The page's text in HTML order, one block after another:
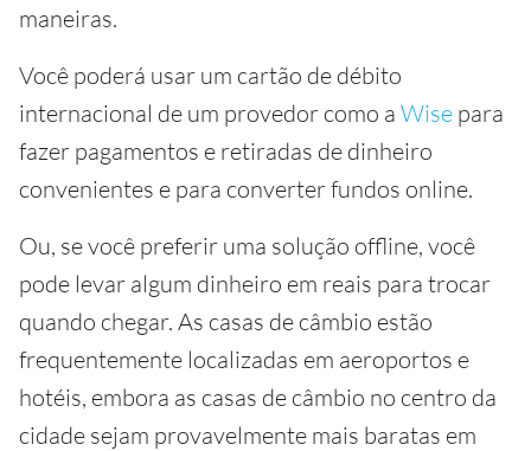
maneiras.
Você poderá usar um cartão de débito
internacional de um provedor como a Wise para
fazer pagamentos e retiradas de dinheiro
convenientes e para converter fundos online.
Ou, se você preferir uma solução offline, você
pode levar algum dinheiro em reais para trocar
quando chegar. As casas de câmbio estão
frequentemente localizadas em aeroportos e
hotéis, embora as casas de câmbio no centro da
cidade sejam provavelmente mais baratas em